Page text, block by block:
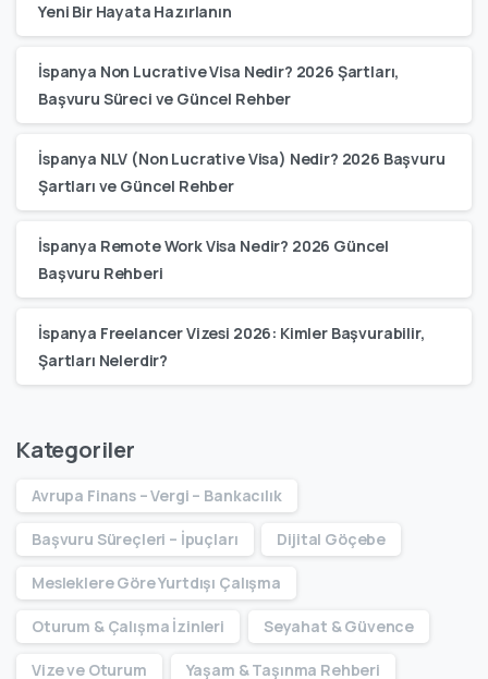
Yeni Bir Hayata Hazırlanın
İspanya Non Lucrative Visa Nedir? 2026 Şartları,
Başvuru Süreci ve Güncel Rehber
İspanya NLV (Non Lucrative Visa) Nedir? 2026 Başvuru
Şartları ve Güncel Rehber
İspanya Remote Work Visa Nedir? 2026 Güncel
Başvuru Rehberi
İspanya Freelancer Vizesi 2026: Kimler Başvurabilir,
Şartları Nelerdir?
Kategoriler
Avrupa Finans – Vergi – Bankacılık
Başvuru Süreçleri – İpuçları Dijital Göçebe
Mesleklere Göre Yurtdışı Çalışma
Oturum & Çalışma İzinleri Seyahat & Güvence
Vize ve Oturum Yaşam & Taşınma Rehberi